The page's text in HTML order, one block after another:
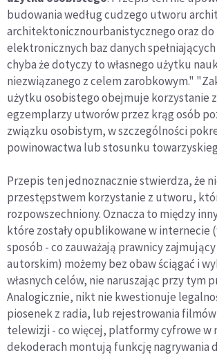
budowania według cudzego utworu
architektonicznourbanistycznego oraz do
elektronicznych baz danych
chyba że dotyczy to własnego użytku
niezwiązanego z celem zarobkowym."
użytku osobistego obejmuje korzystanie
egzemplarzy utworów przez krąg osób
związku osobistym, w szczególności
powinowactwa lub stosunku
Przepis ten jednoznacznie stwierdza, że
przestępstwem korzystanie z utworu,
rozpowszechniony. Oznacza to między
które zostały opublikowane w internecie
sposób - co zauważają prawnicy
autorskim) możemy bez obaw ściągać i
własnych celów, nie naruszając przy tym
Analogicznie, nikt nie kwestionuje
piosenek z radia, lub rejestrowania
telewizji - co więcej, platformy cyfrowe w
dekoderach montują funkcję nagrywania